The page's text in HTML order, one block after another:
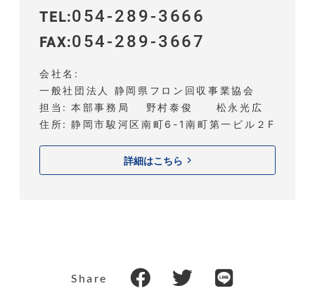
TEL 054-289-3666
FAX 054-289-3667
会社名
一般社団法人 静岡県フロン回収事業協会
担当
本部事務局 野村泰俊 松永光広
住所
静岡市駿河区南町6-1南町第一ビル２F
詳細はこちら
Share